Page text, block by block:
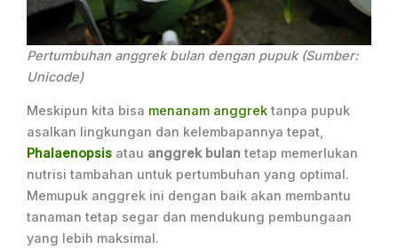
Pertumbuhan anggrek bulan dengan pupuk (Sumber:
Unicode)
Meskipun kita bisa menanam anggrek tanpa pupuk
asalkan lingkungan dan kelembapannya tepat,
Phalaenopsis atau anggrek bulan tetap memerlukan
nutrisi tambahan untuk pertumbuhan yang optimal.
Memupuk anggrek ini dengan baik akan membantu
tanaman tetap segar dan mendukung pembungaan
yang lebih maksimal.